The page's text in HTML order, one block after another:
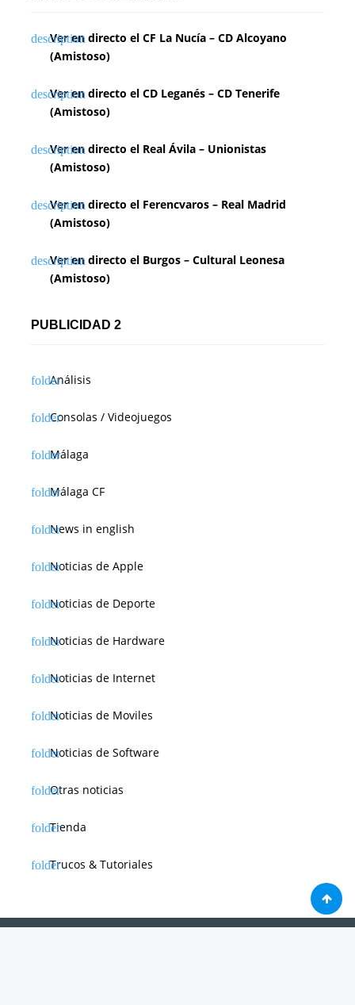
c
ó
e
n
d
a
Ver en directo el CF La Nucía – CD Alcoyano
(Amistoso)
Ver en directo el CD Leganés – CD Tenerife
(Amistoso)
Ver en directo el Real Ávila – Unionistas
(Amistoso)
Ver en directo el Ferencvaros – Real Madrid
(Amistoso)
Ver en directo el Burgos – Cultural Leonesa
(Amistoso)
PUBLICIDAD 2
Análisis
Consolas / Videojuegos
Málaga
Málaga CF
News in english
Noticias de Apple
Noticias de Deporte
Noticias de Hardware
Noticias de Internet
Noticias de Moviles
Noticias de Software
Otras noticias
Tienda
Trucos & Tutoriales